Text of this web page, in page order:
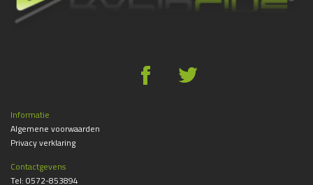
g *
Informatie
Algemene voorwaarden
Privacy verklaring
Contactgevens
Tel: 0572-853894